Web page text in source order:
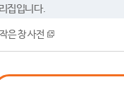
집입니다.
작은 창 사전